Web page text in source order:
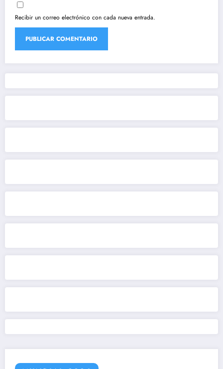
Recibir un correo electrónico con cada nueva entrada.